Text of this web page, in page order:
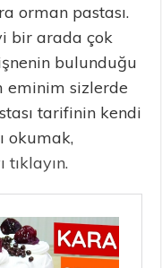
orman pastası.
bir arada çok
bulunduğu
eminim sizlerde
tarifinin kendi
okumak,
tıklayın.